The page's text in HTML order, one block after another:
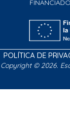
POLÍTICA DE
Copyright © 2026.